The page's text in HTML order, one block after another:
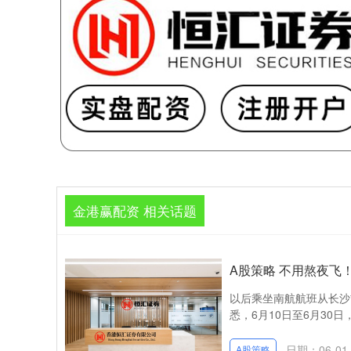
金港赢配资 相关话题
A股策略 不用熬夜飞
以后乘坐南航航班从长
悉，6月10日至6月30日